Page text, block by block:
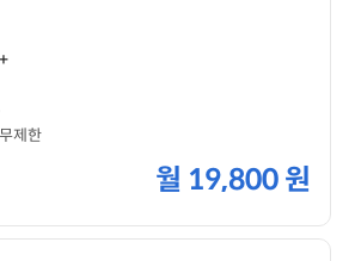
제한
월 19,800 원